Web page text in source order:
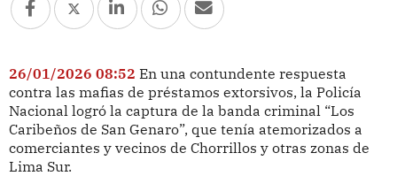
26/01/2026 08:52 En una contundente respuesta
contra las mafias de préstamos extorsivos, la Policía
Nacional logró la captura de la banda criminal “Los
Caribeños de San Genaro”, que tenía atemorizados a
comerciantes y vecinos de Chorrillos y otras zonas de
Lima Sur.